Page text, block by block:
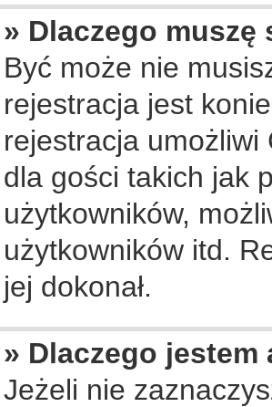
» Dlaczego
Być może nie
rejestracja jest
rejestracja
dla gości takich jak
użytkowników,
użytkowników itd.
jej dokonał.
» Dlaczego
Jeżeli nie